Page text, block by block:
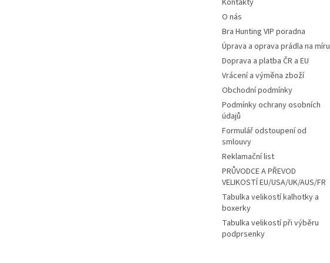
O nás
Bra Hunting VIP poradna
Úprava a oprava prádla na míru
Doprava a platba ČR a EU
Vrácení a výměna zboží
Obchodní podmínky
Podmínky ochrany osobních
údajů
Formulář odstoupení od
smlouvy
Reklamační list
PRŮVODCE A PŘEVOD
VELIKOSTÍ EU/USA/UK/AUS/FR
Tabulka velikostí kalhotky a
boxerky
Tabulka velikostí při výběru
podprsenky